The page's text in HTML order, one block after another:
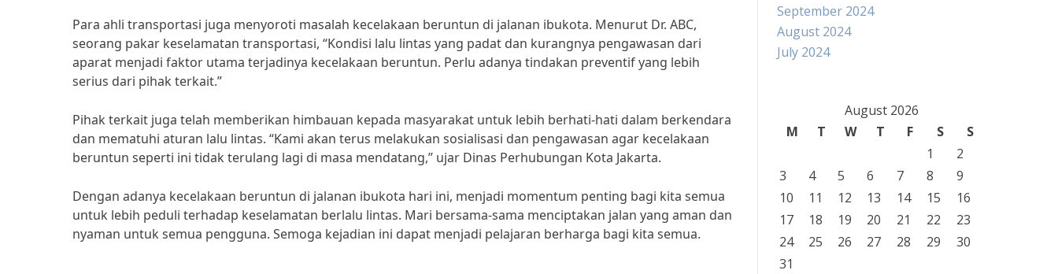
Para ahli transportasi juga menyoroti masalah kecelakaan beruntun di jalanan ibukota. Menurut Dr. ABC,
seorang pakar keselamatan transportasi, “Kondisi lalu lintas yang padat dan kurangnya pengawasan dari
aparat menjadi faktor utama terjadinya kecelakaan beruntun. Perlu adanya tindakan preventif yang lebih
serius dari pihak terkait.”
Pihak terkait juga telah memberikan himbauan kepada masyarakat untuk lebih berhati-hati dalam berkendara
dan mematuhi aturan lalu lintas. “Kami akan terus melakukan sosialisasi dan pengawasan agar kecelakaan
beruntun seperti ini tidak terulang lagi di masa mendatang,” ujar Dinas Perhubungan Kota Jakarta.
Dengan adanya kecelakaan beruntun di jalanan ibukota hari ini, menjadi momentum penting bagi kita semua
untuk lebih peduli terhadap keselamatan berlalu lintas. Mari bersama-sama menciptakan jalan yang aman dan
nyaman untuk semua pengguna. Semoga kejadian ini dapat menjadi pelajaran berharga bagi kita semua.
September 2024
August 2024
July 2024
August 2026
M
T W T F S
S
1
2
3
4 5 6 7 8
9
10
11 12 13 14 15
16
17
18 19 20 21 22
23
24
25 26 27 28 29
30
31